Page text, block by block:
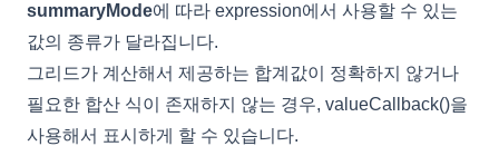
Updatedrowsmap
summaryMode에 따라 expression에서 사용할 수 있는
값의 종류가 달라집니다.
그리드가 계산해서 제공하는 합계값이 정확하지 않거나
필요한 합산 식이 존재하지 않는 경우, valueCallback()을
사용해서 표시하게 할 수 있습니다.